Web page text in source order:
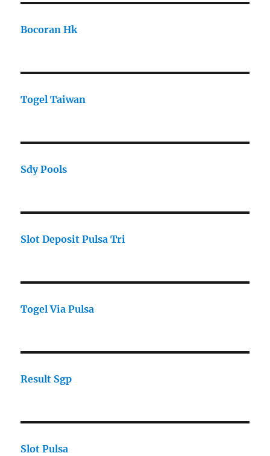
Bocoran Hk
Togel Taiwan
Sdy Pools
Slot Deposit Pulsa Tri
Togel Via Pulsa
Result Sgp
Slot Pulsa